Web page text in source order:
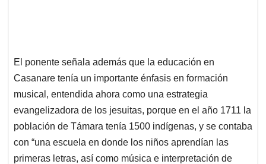
El ponente señala además que la educación en
Casanare tenía un importante énfasis en formación
musical, entendida ahora como una estrategia
evangelizadora de los jesuitas, porque en el año 1711 la
población de Támara tenía 1500 indígenas, y se contaba
con “una escuela en donde los niños aprendían las
primeras letras, así como música e interpretación de